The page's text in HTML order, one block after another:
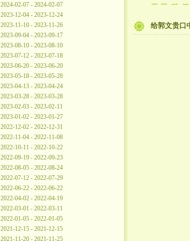
2024-02-07 - 2024-02-07
2023-12-04 - 2023-12-24
2023-11-10 - 2023-11-26
2023-09-04 - 2023-09-17
2023-08-10 - 2023-08-10
2023-07-12 - 2023-07-18
2023-06-20 - 2023-06-20
2023-05-18 - 2023-05-28
2023-04-13 - 2023-04-24
2023-03-28 - 2023-03-28
2023-02-03 - 2023-02-11
2023-01-02 - 2023-01-27
2022-12-02 - 2022-12-31
2022-11-04 - 2022-11-08
2022-10-11 - 2022-10-22
2022-09-19 - 2022-09-23
2022-08-05 - 2022-08-24
2022-07-12 - 2022-07-29
2022-06-22 - 2022-06-22
2022-04-02 - 2022-04-19
2022-03-01 - 2022-03-11
2022-01-05 - 2022-01-05
2021-12-15 - 2021-12-15
2021-11-20 - 2021-11-25
给郭文贵口